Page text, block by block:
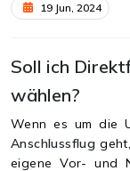
19 Jun, 2024
Soll ich
wählen?
Wenn es um die
Anschlussflug
eigene Vor- und